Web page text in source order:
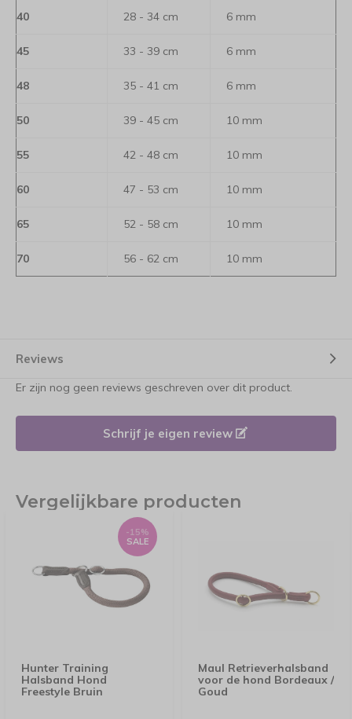
40 28 - 34 cm 6 mm
45 33 - 39 cm 6 mm
48 35 - 41 cm 6 mm
50 39 - 45 cm 10 mm
55 42 - 48 cm 10 mm
60 47 - 53 cm 10 mm
65 52 - 58 cm 10 mm
70 56 - 62 cm 10 mm
Reviews
Er zijn nog geen reviews geschreven over dit product.
Schrijf je eigen review
Vergelijkbare producten
Hunter Training
Halsband Hond
Freestyle Bruin
-15%
SALE
Maul Retrieverhalsband
voor de hond Bordeaux /
Goud